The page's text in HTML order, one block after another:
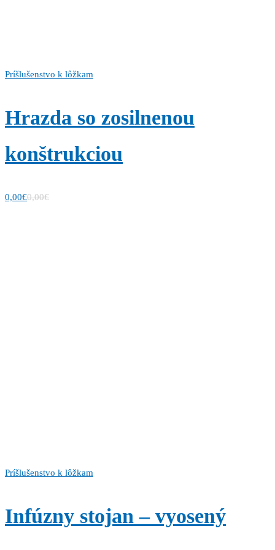
Príšlušenstvo k lôžkam
Hrazda so zosilnenou
konštrukciou
0,00€0,00€
Príšlušenstvo k lôžkam
Infúzny stojan – vyosený